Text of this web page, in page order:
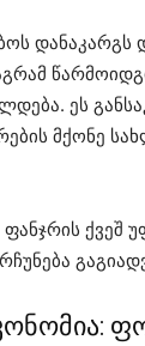
დანაკარგს
ეს
მქონე
ფანჯრის